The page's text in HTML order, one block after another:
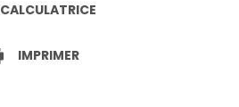
CALCULATRICE
IMPRIMER